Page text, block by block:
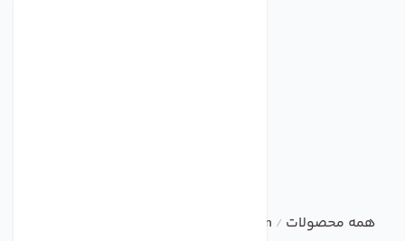
همه محصولات /
ebm